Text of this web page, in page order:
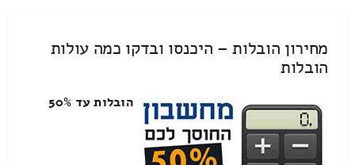
מחירון הובלות – היכנסו ובדקו כמה עולות
הובלות
הובלות עד 50%